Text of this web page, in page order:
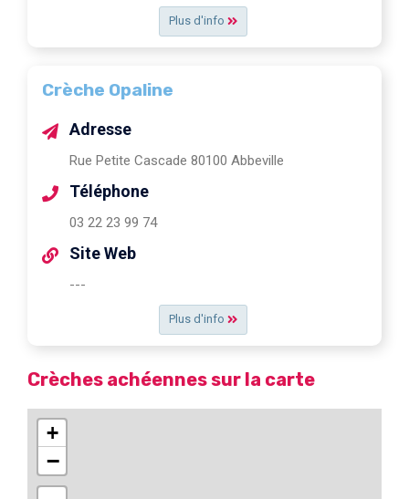
Plus d'info
Crèche Opaline
Plus d'info
Adresse
Rue Petite Cascade 80100 Abbeville
Téléphone
03 22 23 99 74
Site Web
---
Crèches achéennes sur la carte
+
−